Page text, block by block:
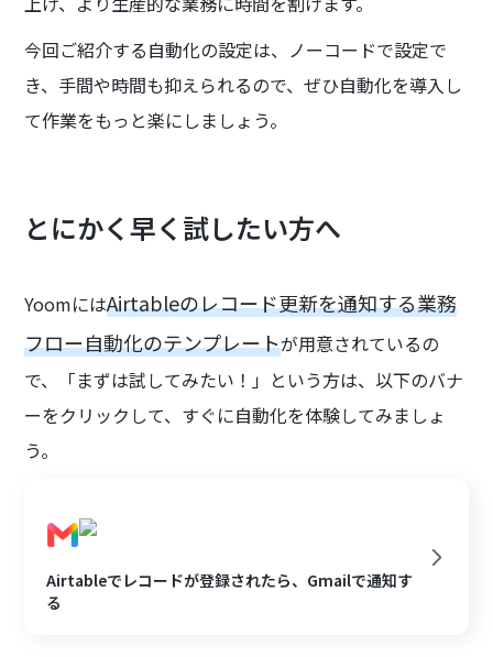
今回ご紹介する自動化の設定は、ノーコードで設定で
き、手間や時間も抑えられるので、ぜひ自動化を導入し
て作業をもっと楽にしましょう。
とにかく早く試したい方へ
YoomにはAirtableのレコード更新を通知する業務
フロー自動化のテンプレートが用意されているの
で、「まずは試してみたい！」という方は、以下のバナ
ーをクリックして、すぐに自動化を体験してみましょ
う。
Airtableでレコードが登録されたら、Gmailで通知す
る